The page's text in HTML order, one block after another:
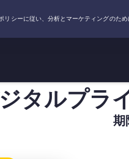
タルプラ
期